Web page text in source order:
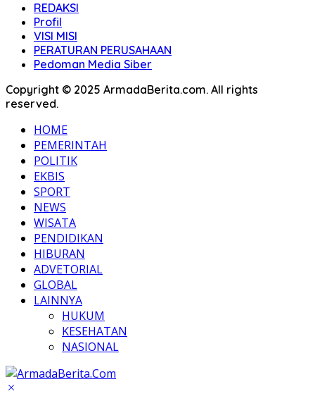
REDAKSI
Profil
VISI MISI
PERATURAN PERUSAHAAN
Pedoman Media Siber
Copyright © 2025 ArmadaBerita.com. All rights
reserved.
HOME
PEMERINTAH
POLITIK
EKBIS
SPORT
NEWS
WISATA
PENDIDIKAN
HIBURAN
ADVETORIAL
GLOBAL
LAINNYA
HUKUM
KESEHATAN
NASIONAL